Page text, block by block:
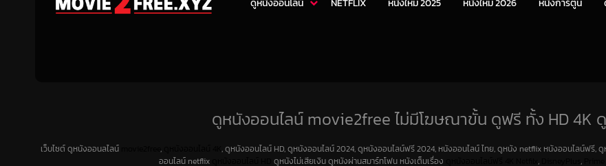
ดูหนังออนไลน์ NETFLIX หนังใหม่ 2025 หนังใหม่ 2026 หนังการ์ตูน
ดูหนังออนไลน์ movie2free ไม่มีโฆษณาขั้น ดูฟรี ทั้ง HD 4K ดู
เว็บไซต์ ดูหนังออนลไลน์ ,
, ดูหนังออนไลน์ HD, ดูหนังออนไลน์ 2024, ดูหนังออนไลน์ฟรี 2024, หนังออนไลน์ ไทย, ดูหนัง netflix หนังออนไลน์ฟรี,
ออนไลน์ netflix
ดูหนังไม่เสียเงิน ดูหนังผ่านสมาร์ทโฟน หนังเต็มเรื่อง , ,